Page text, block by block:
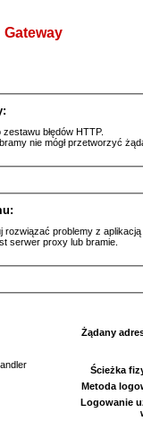
Gateway
błędów HTTP.
nie mógł przetworzyć
rozwiązać problemy z
serwer proxy lub bramie.
Żądany
Ścieżka
Metoda
Logowanie